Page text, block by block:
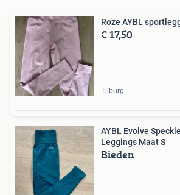
Roze AYBL
€ 17,50
Tilburg
AYBL Evolve
Leggings Maat S
Bieden